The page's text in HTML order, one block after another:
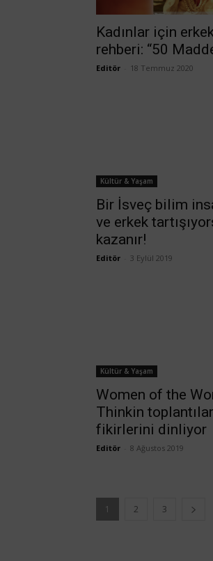
Kadınlar için
rehberi: “50
Editör 18 Temmuz 2020
Kültür & Yaşam
Bir İsveç bilim
ve erkek
kazanır!
Editör 3 Eylül 2019
Kültür & Yaşam
Women of the
Thinkin
fikirlerini dinliyor
Editör 8 Ağustos 2019
1 2 3